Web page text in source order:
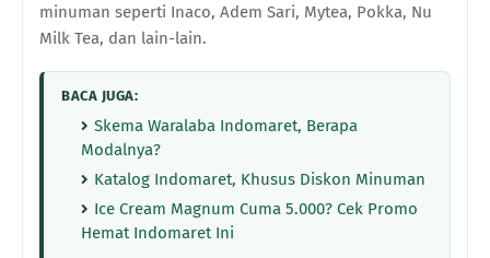
minuman seperti Inaco, Adem Sari, Mytea, Pokka, Nu
Milk Tea, dan lain-lain.
BACA JUGA:
Skema Waralaba Indomaret, Berapa
Modalnya?
Katalog Indomaret, Khusus Diskon Minuman
Ice Cream Magnum Cuma 5.000? Cek Promo
Hemat Indomaret Ini